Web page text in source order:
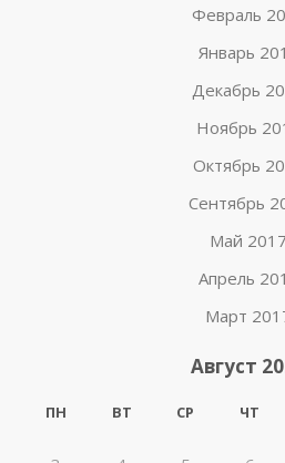
Февраль
Январь
Декабрь
Ноябрь
Октябрь
Сентябрь
Май 2017
Апрель
Март
Август
ПН ВТ СР ЧТ